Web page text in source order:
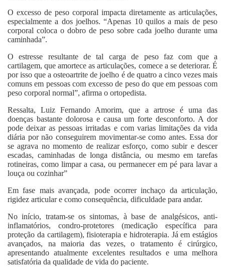
O excesso de peso corporal impacta diretamente as articulações,
especialmente a dos joelhos. “Apenas 10 quilos a mais de peso
corporal coloca o dobro de peso sobre cada joelho durante uma
caminhada”.
O estresse resultante de tal carga de peso faz com que a
cartilagem, que amortece as articulações, comece a se deteriorar. É
por isso que a osteoartrite de joelho é de quatro a cinco vezes mais
comuns em pessoas com excesso de peso do que em pessoas com
peso corporal normal”, afirma o ortopedista.
Ressalta, Luiz Fernando Amorim, que a artrose é uma das
doenças bastante dolorosa e causa um forte desconforto. A dor
pode deixar as pessoas irritadas e com varias limitações da vida
diária por não conseguirem movimentar-se como antes. Essa dor
se agrava no momento de realizar esforço, como subir e descer
escadas, caminhadas de longa distância, ou mesmo em tarefas
rotineiras, como limpar a casa, ou permanecer em pé para lavar a
louça ou cozinhar”
Em fase mais avançada, pode ocorrer inchaço da articulação,
rigidez articular e como consequência, dificuldade para andar.
No início, tratam-se os sintomas, à base de analgésicos, anti-
inflamatórios, condro-protetores (medicação específica para
proteção da cartilagem), fisioterapia e hidroterapia. Já em estágios
avançados, na maioria das vezes, o tratamento é cirúrgico,
apresentando atualmente excelentes resultados e uma melhora
satisfatória da qualidade de vida do paciente.